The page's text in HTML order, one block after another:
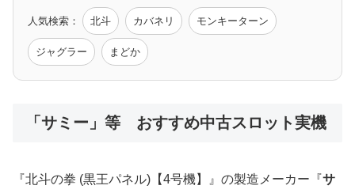
モンハン バイオ ペルソナ
人気検索： 北斗 カバネリ モンキーターン
ジャグラー まどか
「サミー」等 おすすめ中古スロット実機
『北斗の拳 (黒王パネル)【4号機】』の製造メーカー『サ